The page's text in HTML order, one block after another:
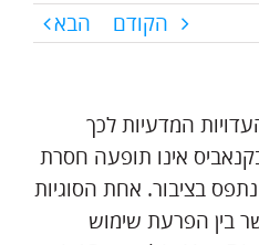
הקודם הבא
המדעיות לכך
אינו תופעה חסרת
בציבור. אחת הסוגיות
בין הפרעת שימוש